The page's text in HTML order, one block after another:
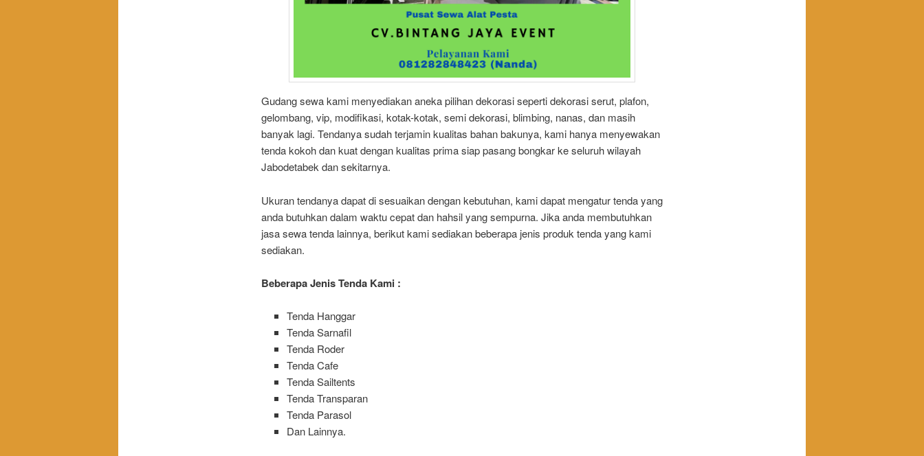
Gudang sewa kami menyediakan aneka pilihan dekorasi seperti dekorasi serut, plafon,
gelombang, vip, modifikasi, kotak-kotak, semi dekorasi, blimbing, nanas, dan masih
banyak lagi. Tendanya sudah terjamin kualitas bahan bakunya, kami hanya menyewakan
tenda kokoh dan kuat dengan kualitas prima siap pasang bongkar ke seluruh wilayah
Jabodetabek dan sekitarnya.
Ukuran tendanya dapat di sesuaikan dengan kebutuhan, kami dapat mengatur tenda yang
anda butuhkan dalam waktu cepat dan hahsil yang sempurna. Jika anda membutuhkan
jasa sewa tenda lainnya, berikut kami sediakan beberapa jenis produk tenda yang kami
sediakan.
Beberapa Jenis Tenda Kami :
Tenda Hanggar
Tenda Sarnafil
Tenda Roder
Tenda Cafe
Tenda Sailtents
Tenda Transparan
Tenda Parasol
Dan Lainnya.